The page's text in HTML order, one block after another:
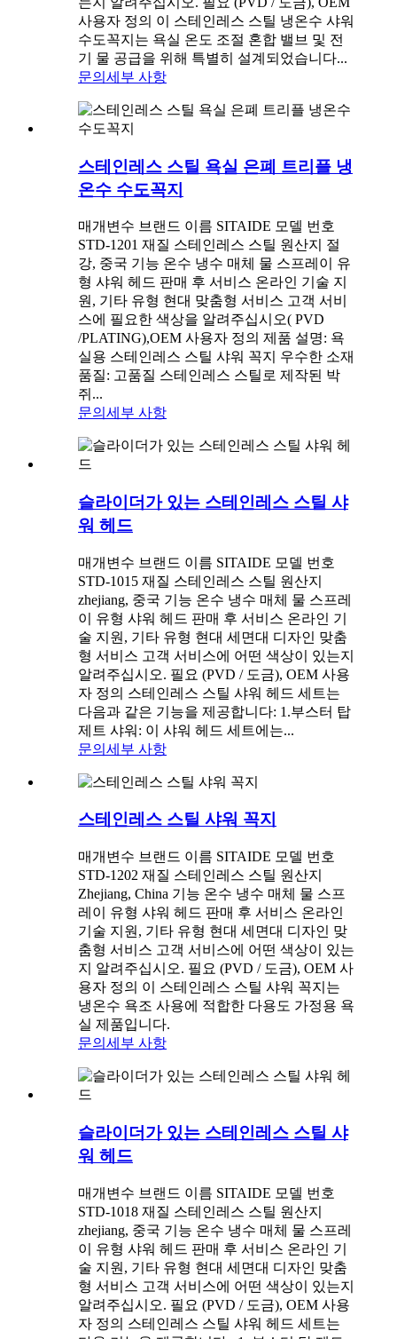
사용자 정의 이 스테인레스 스틸 냉온수 샤워
수도꼭지는 욕실 온도 조절 혼합 밸브 및 전
기 물 공급을 위해 특별히 설계되었습니다...
문의 세부 사항
스테인레스 스틸 욕실 은폐 트리플 냉
온수 수도꼭지
매개변수 브랜드 이름 SITAIDE 모델 번호
STD-1201 재질 스테인레스 스틸 원산지 절
강, 중국 기능 온수 냉수 매체 물 스프레이 유
형 샤워 헤드 판매 후 서비스 온라인 기술 지
원, 기타 유형 현대 맞춤형 서비스 고객 서비
스에 필요한 색상을 알려주십시오( PVD
/PLATING),OEM 사용자 정의 제품 설명: 욕
실용 스테인레스 스틸 샤워 꼭지 우수한 소재
품질: 고품질 스테인레스 스틸로 제작된 박
쥐...
문의 세부 사항
슬라이더가 있는 스테인레스 스틸 샤
워 헤드
매개변수 브랜드 이름 SITAIDE 모델 번호
STD-1015 재질 스테인레스 스틸 원산지
zhejiang, 중국 기능 온수 냉수 매체 물 스프레
이 유형 샤워 헤드 판매 후 서비스 온라인 기
술 지원, 기타 유형 현대 세면대 디자인 맞춤
형 서비스 고객 서비스에 어떤 색상이 있는지
알려주십시오. 필요 (PVD / 도금), OEM 사용
자 정의 스테인레스 스틸 샤워 헤드 세트는
다음과 같은 기능을 제공합니다: 1.부스터 탑
제트 샤워: 이 샤워 헤드 세트에는...
문의 세부 사항
스테인레스 스틸 샤워 꼭지
매개변수 브랜드 이름 SITAIDE 모델 번호
STD-1202 재질 스테인레스 스틸 원산지
Zhejiang, China 기능 온수 냉수 매체 물 스프
레이 유형 샤워 헤드 판매 후 서비스 온라인
기술 지원, 기타 유형 현대 세면대 디자인 맞
춤형 서비스 고객 서비스에 어떤 색상이 있는
지 알려주십시오. 필요 (PVD / 도금), OEM 사
용자 정의 이 스테인레스 스틸 샤워 꼭지는
냉온수 욕조 사용에 적합한 다용도 가정용 욕
실 제품입니다.
문의 세부 사항
슬라이더가 있는 스테인레스 스틸 샤
워 헤드
매개변수 브랜드 이름 SITAIDE 모델 번호
STD-1018 재질 스테인레스 스틸 원산지
zhejiang, 중국 기능 온수 냉수 매체 물 스프레
이 유형 샤워 헤드 판매 후 서비스 온라인 기
술 지원, 기타 유형 현대 세면대 디자인 맞춤
형 서비스 고객 서비스에 어떤 색상이 있는지
알려주십시오. 필요 (PVD / 도금), OEM 사용
자 정의 스테인레스 스틸 샤워 헤드 세트는